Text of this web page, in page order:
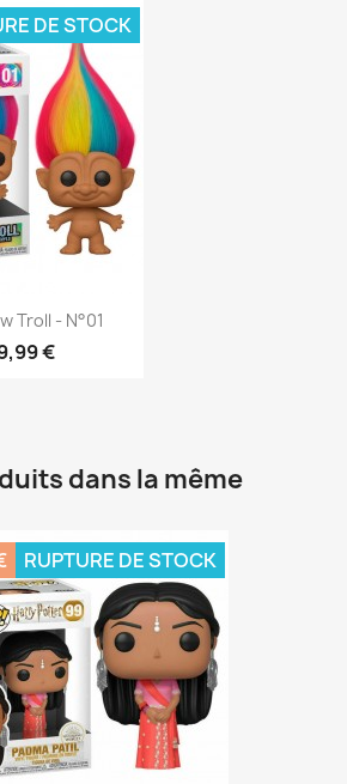
Troll - N°01
€
DE STOCK
dans la même
RUPTURE DE STOCK